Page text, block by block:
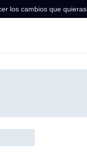
los cambios que quieras.